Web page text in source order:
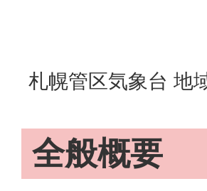
札幌管区気象台 地
全般概要